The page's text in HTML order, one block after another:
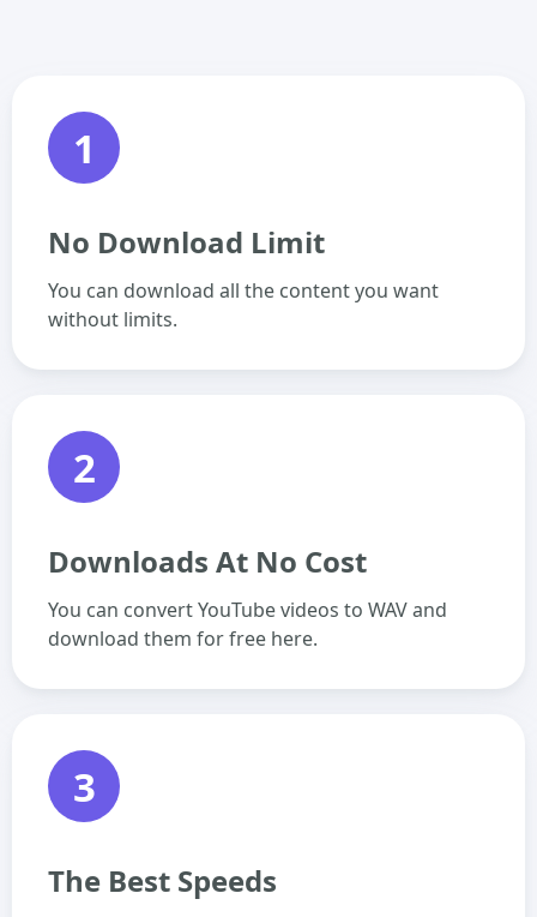
1
No Download Limit
You can download all the content you want
without limits.
2
Downloads At No Cost
You can convert YouTube videos to WAV and
download them for free here.
3
The Best Speeds